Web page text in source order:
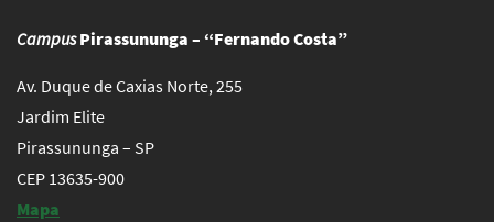
CampusPirassununga – “Fernando Costa”
Av. Duque de Caxias Norte, 255
Jardim Elite
Pirassununga – SP
CEP 13635-900
Mapa